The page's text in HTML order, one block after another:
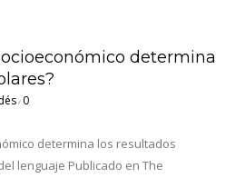
determina
/ 0
determina los resultados
lenguaje Publicado en The